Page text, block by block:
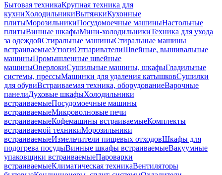
Бытовая техникаКрупная техника для
кухниХолодильникиВытяжкиКухонные
плитыМорозильникиПосудомоечные машиныНастольные
плитыВинные шкафыМини-холодильникиТехника для ухода
за одеждойСтиральные машиныСтиральные машины
встраиваемыеУтюгиОтпаривателиШвейные, вышивальные
машиныПромышленные швейные
машиныОверлокиСушильные машины, шкафыГладильные
системы, прессыМашинки для удаления катышковСушилки
для обувиВстраиваемая техника, оборудованиеВарочные
панелиДуховые шкафыХолодильники
встраиваемыеПосудомоечные машины
встраиваемыеМикроволновые печи
встраиваемыеКофемашины встраиваемыеКомплекты
встраиваемой техникиМорозильники
встраиваемыеИзмельчители пищевых отходовШкафы для
подогрева посудыВинные шкафы встраиваемыеВакуумные
упаковщики встраиваемыеПароварки
встраиваемыеКлиматическая техникаВентиляторы